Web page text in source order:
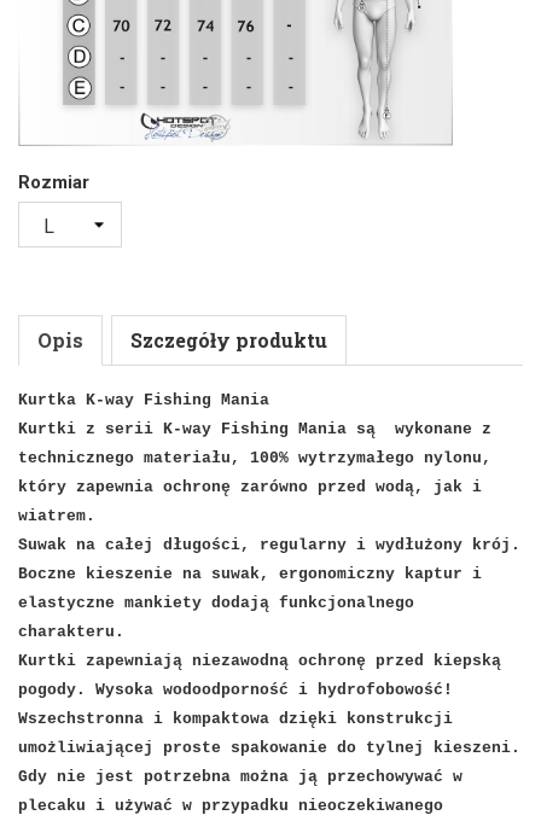
Rozmiar
Opis Szczegóły produktu
Kurtka K-way Fishing Mania
Kurtki z serii K-way Fishing Mania są
wykonane z
technicznego materiału, 100% wytrzymałego nylonu,
który zapewnia ochronę zarówno przed wodą, jak i
wiatrem.
Suwak na całej długości, regularny i wydłużony krój.
Boczne kieszenie na suwak, ergonomiczny kaptur i
elastyczne mankiety dodają funkcjonalnego
charakteru.
Kurtki zapewniają niezawodną ochronę przed kiepską
pogody. Wysoka wodoodporność i hydrofobowość!
Wszechstronna i kompaktowa dzięki konstrukcji
umożliwiającej proste spakowanie do tylnej kieszeni.
Gdy nie jest potrzebna można ją przechowywać w
plecaku i używać w przypadku nieoczekiwanego